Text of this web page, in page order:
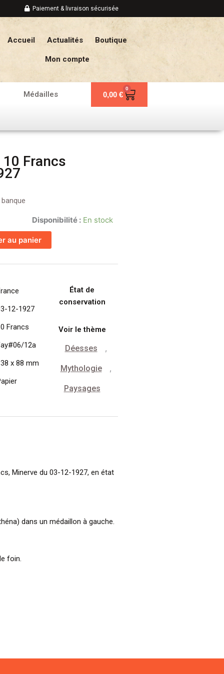
Paiement & livraison sécurisée
Accueil Actualités Boutique
Mon compte
Médailles 0,00 €
0
Panier
10 Francs
Disponibilité : En stock
au panier
12-1927
Francs
12a
x 88 mm
État de
conservation
Voir le thème
Déesses ,
Mythologie ,
Paysages
Minerve du 03-12-1927, en état
dans un médaillon à gauche.
foin.